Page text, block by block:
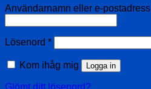
Användarnamn eller e-postadress
Lösenord *Obligatoriskt
Kom ihåg mig Logga in
Glömt ditt lösenord?